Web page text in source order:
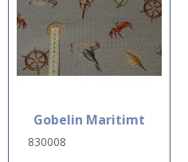
Gobelin Maritimt
830008